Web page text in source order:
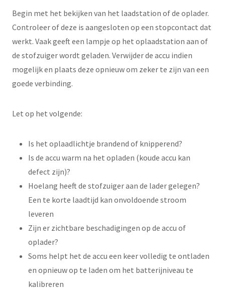
Begin met het bekijken van het laadstation of de oplader.
Controleer of deze is aangesloten op een stopcontact dat
werkt. Vaak geeft een lampje op het oplaadstation aan of
de stofzuiger wordt geladen. Verwijder de accu indien
mogelijk en plaats deze opnieuw om zeker te zijn van een
goede verbinding.
Let op het volgende:
Is het oplaadlichtje brandend of knipperend?
Is de accu warm na het opladen (koude accu kan
defect zijn)?
Hoelang heeft de stofzuiger aan de lader gelegen?
Een te korte laadtijd kan onvoldoende stroom
leveren
Zijn er zichtbare beschadigingen op de accu of
oplader?
Soms helpt het de accu een keer volledig te ontladen
en opnieuw op te laden om het batterijniveau te
kalibreren